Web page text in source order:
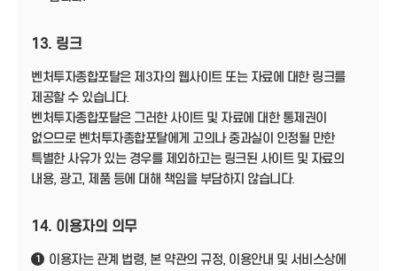
13. 링크
벤처투자종합포탈은 제3자의 웹사이트 또는 자료에 대한 링크를
제공할 수 있습니다.
벤처투자종합포탈은 그러한 사이트 및 자료에 대한 통제권이
없으므로 벤처투자종합포탈에게 고의나 중과실이 인정될 만한
특별한 사유가 있는 경우를 제외하고는 링크된 사이트 및 자료의
내용, 광고, 제품 등에 대해 책임을 부담하지 않습니다.
14. 이용자의 의무
1
이용자는 관계 법령, 본 약관의 규정, 이용안내 및 서비스상에